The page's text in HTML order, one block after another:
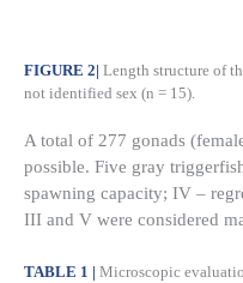
FIGURE 2| Length structure of
not identified sex (n = 15).
A total of 277 gonads
possible. Five gray
spawning capacity; IV –
III and V were considered
TABLE 1 | Microscopic